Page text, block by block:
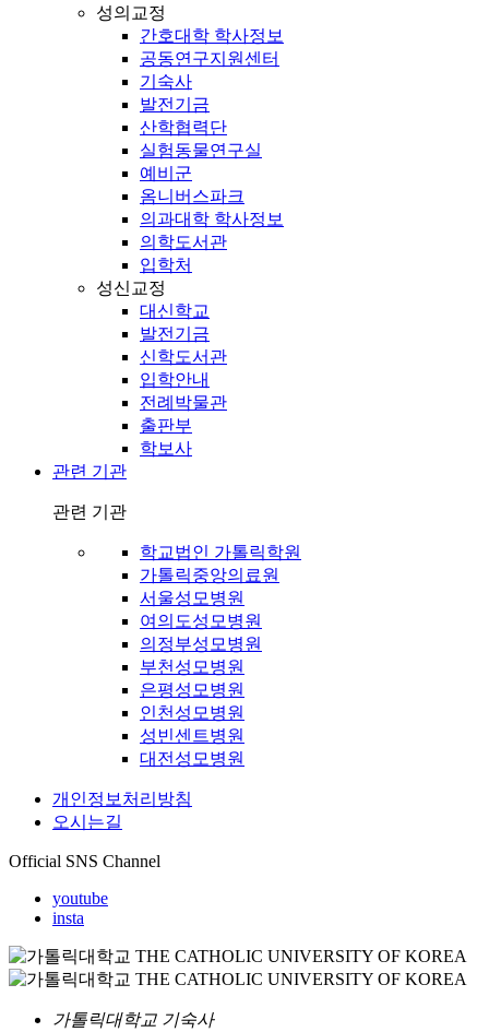
성의교정
간호대학 학사정보
공동연구지원센터
기숙사
발전기금
산학협력단
실험동물연구실
예비군
옴니버스파크
의과대학 학사정보
의학도서관
입학처
성신교정
대신학교
발전기금
신학도서관
입학안내
전례박물관
출판부
학보사
관련 기관
관련 기관
학교법인 가톨릭학원
가톨릭중앙의료원
서울성모병원
여의도성모병원
의정부성모병원
부천성모병원
은평성모병원
인천성모병원
성빈센트병원
대전성모병원
개인정보처리방침
오시는길
Official SNS Channel
youtube
insta
가톨릭대학교 기숙사